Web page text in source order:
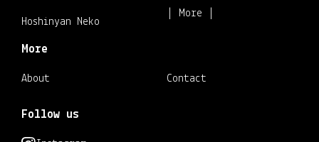
Hoshinyan Neko
| More |
More
About Contact
Follow us